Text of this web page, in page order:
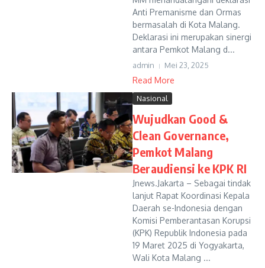
Anti Premanisme dan Ormas
bermasalah di Kota Malang.
Deklarasi ini merupakan sinergi
antara Pemkot Malang d...
admin Mei 23, 2025
Read More
Nasional
Wujudkan Good &
Clean Governance,
Pemkot Malang
Beraudiensi ke KPK RI
Jnews.Jakarta – Sebagai tindak
lanjut Rapat Koordinasi Kepala
Daerah se-Indonesia dengan
Komisi Pemberantasan Korupsi
(KPK) Republik Indonesia pada
19 Maret 2025 di Yogyakarta,
Wali Kota Malang ...